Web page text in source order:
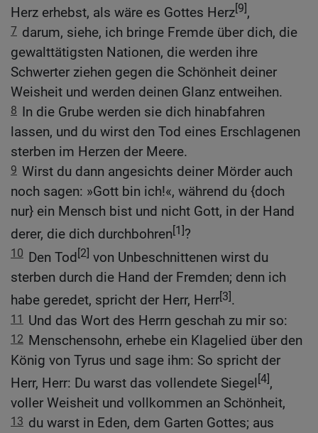
Herz erhebst, als wäre es Gottes Herz[9],
7 darum, siehe, ich bringe Fremde über dich, die
gewalttätigsten Nationen, die werden ihre
Schwerter ziehen gegen die Schönheit deiner
Weisheit und werden deinen Glanz entweihen.
8 In die Grube werden sie dich hinabfahren
lassen, und du wirst den Tod eines Erschlagenen
sterben im Herzen der Meere.
9 Wirst du dann angesichts deiner Mörder auch
noch sagen: »Gott bin ich!«, während du {doch
nur} ein Mensch bist und nicht Gott, in der Hand
derer, die dich durchbohren[1]?
10 Den Tod[2] von Unbeschnittenen wirst du
sterben durch die Hand der Fremden; denn ich
habe geredet, spricht der Herr, Herr[3].
11 Und das Wort des Herrn geschah zu mir so:
12 Menschensohn, erhebe ein Klagelied über den
König von Tyrus und sage ihm: So spricht der
Herr, Herr: Du warst das vollendete Siegel [4],
voller Weisheit und vollkommen an Schönheit,
13 du warst in Eden, dem Garten Gottes; aus